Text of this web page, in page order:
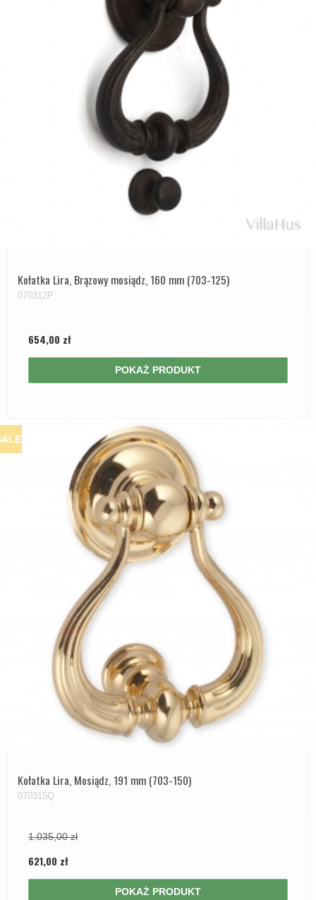
Kołatka Lira, Brązowy mosiądz, 160 mm (703-125)
070312P
654,00 zł
POKAŻ PRODUKT
Kołatka Lira, Mosiądz, 191 mm (703-150)
070315Q
1.035,00 zł
621,00 zł
POKAŻ PRODUKT